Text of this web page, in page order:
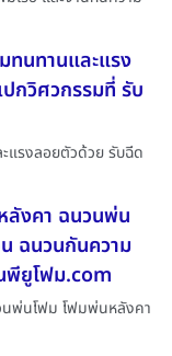
ทนทานและแรง
กวิศวกรรมที่ รับ
แรงลอยตัวด้วย รับฉีด
งคา ฉนวนพ่น
ฉนวนกันความ
พียูโฟม.com
พ่นโฟม โฟมพ่นหลังคา